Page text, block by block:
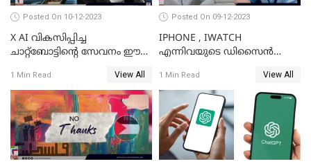
Posted On 10-12-2023
X AI വികസിപ്പിച്ച
ചാറ്റ്‌ബോട്ടിന്റെ സേവനം ഈ
ലഭിക്കും; ഇലോണ്‍ മസ്‌ക്
1 Min Read View All
Posted On 09-12-2023
IPHONE , IWATCH
എന്നിവയുടെ ഡിസൈന്‍
ടാന്‍ കമ്പനി
വിടാനൊരുങ്ങുന്നു
1 Min Read View All